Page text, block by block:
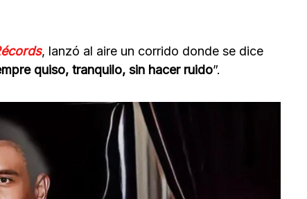
, lanzó al aire un corrido donde se dice
quiso, tranquilo, sin hacer ruido”.